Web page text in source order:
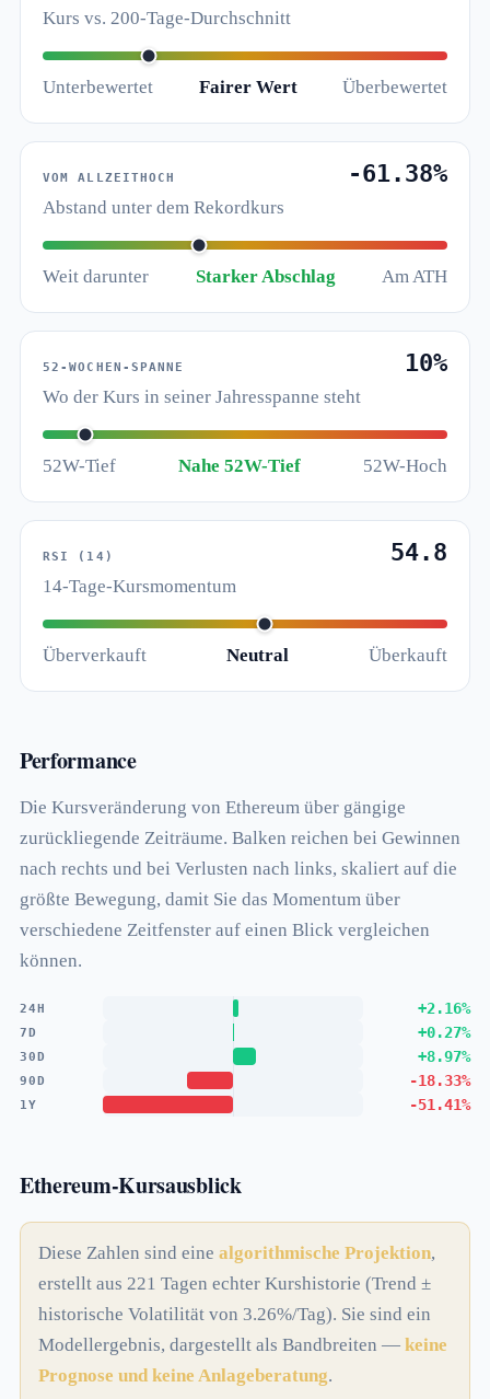
Performance
Die Kursveränderung von Ethereum über gängige
zurückliegende Zeiträume. Balken reichen bei Gewinnen
nach rechts und bei Verlusten nach links, skaliert auf die
größte Bewegung, damit Sie das Momentum über
verschiedene Zeitfenster auf einen Blick vergleichen
können.
24H +2.16%
7D +0.27%
30D +8.97%
90D -18.33%
1Y -51.41%
Ethereum-Kursausblick
Diese Zahlen sind eine algorithmische Projektion,
erstellt aus 221 Tagen echter Kurshistorie (Trend ±
historische Volatilität von 3.26%/Tag). Sie sind ein
Modellergebnis, dargestellt als Bandbreiten — keine
Prognose und keine Anlageberatung.
Kurs vs. 200-Tage-Durchschnitt
Unterbewertet Fairer Wert Überbewertet
VOM ALLZEITHOCH -61.38%
Abstand unter dem Rekordkurs
Weit darunter Starker Abschlag Am ATH
52-WOCHEN-SPANNE 10%
Wo der Kurs in seiner Jahresspanne steht
52W-Tief Nahe 52W-Tief 52W-Hoch
RSI (14) 54.8
14-Tage-Kursmomentum
Überverkauft Neutral Überkauft